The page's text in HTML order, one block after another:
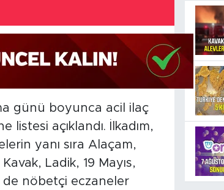
günü boyunca acil ilaç
açıklandı. İlkadım,
yanı sıra Alaçam,
Ladik, 19 Mayıs,
de nöbetçi eczaneler